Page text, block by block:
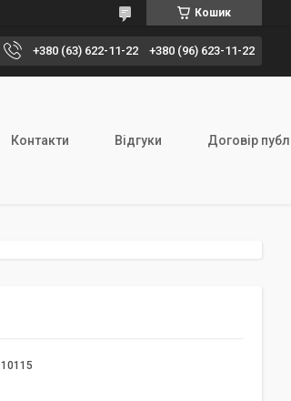
Кошик
+380 (63) 622-11-22 +380 (96) 623-11-22
Контакти Відгуки Договір
10115